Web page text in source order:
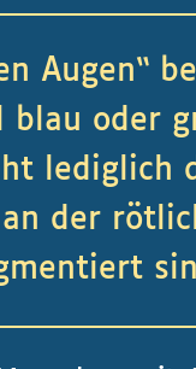
Augen“
blau oder
lediglich
der